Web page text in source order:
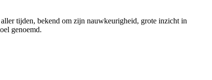
tijden, bekend om zijn nauwkeurigheid, grote inzicht in
genoemd.